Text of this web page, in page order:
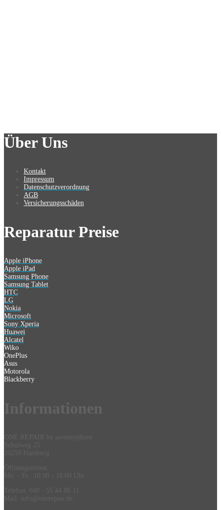
Über Uns
Kontakt
Impressum
Datenschutzverordnung
AGB
Versicherungsschäden
Reparatur Preise
Apple iPhone
Apple iPad
Samsung Phone
Samsung Tablet
HTC
LG
Nokia
Microsoft
Sony Xperia
Huawei
Alcatel
Wiko
OnePlus
Asus
Motorola
Blackberry
Information
ONE REPAIR by savemyphone
Schulweg 25